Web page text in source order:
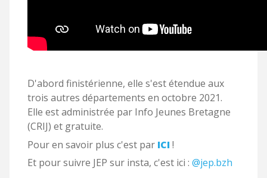
D'abord finistérienne, elle s'est étendue aux
trois autres départements en octobre 2021.
Elle est administrée par Info Jeunes Bretagne
(CRIJ) et gratuite.
Pour en savoir plus c'est par ICI!
Et pour suivre JEP sur insta, c'est ici : @jep.bzh